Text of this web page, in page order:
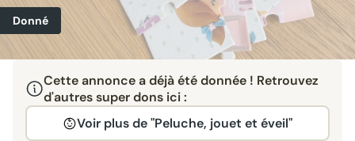
Donné
Cette annonce a déjà été donnée ! Retrouvez
d'autres super dons ici :
Voir plus de "Peluche, jouet et éveil"